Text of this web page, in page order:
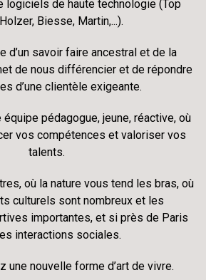
logiciels de haute technologie (Top
Biesse, Martin,...).
d’un savoir faire ancestral et de la
de nous différencier et de répondre
d’une clientèle exigeante.
pédagogue, jeune, réactive, où
vos compétences et valoriser vos
talents.
où la nature vous tend les bras, où
culturels sont nombreux et les
importantes, et si près de Paris
interactions sociales.
une nouvelle forme d’art de vivre.